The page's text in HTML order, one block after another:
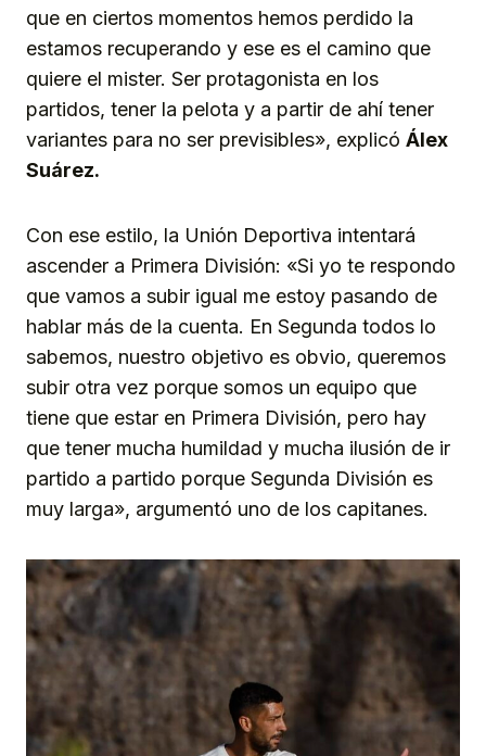
que en ciertos momentos hemos perdido la
estamos recuperando y ese es el camino que
quiere el mister. Ser protagonista en los
partidos, tener la pelota y a partir de ahí tener
variantes para no ser previsibles», explicó Álex
Suárez.
Con ese estilo, la Unión Deportiva intentará
ascender a Primera División: «Si yo te respondo
que vamos a subir igual me estoy pasando de
hablar más de la cuenta. En Segunda todos lo
sabemos, nuestro objetivo es obvio, queremos
subir otra vez porque somos un equipo que
tiene que estar en Primera División, pero hay
que tener mucha humildad y mucha ilusión de ir
partido a partido porque Segunda División es
muy larga», argumentó uno de los capitanes.